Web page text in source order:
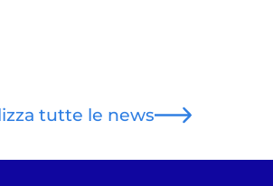
tutte le news